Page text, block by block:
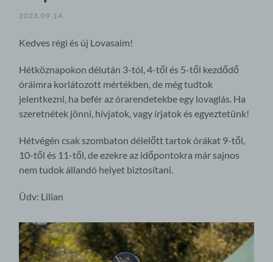
2023.09.14.
Kedves régi és új Lovasaim!
Hétköznapokon délután 3-tól, 4-től és 5-től kezdődő
óráimra korlátozott mértékben, de még tudtok
jelentkezni, ha befér az órarendetekbe egy lovaglás. Ha
szeretnétek jönni, hívjatok, vagy írjatok és egyeztetünk!
Hétvégén csak szombaton délelőtt tartok órákat 9-től,
10-től és 11-től, de ezekre az időpontokra már sajnos
nem tudok állandó helyet biztosítani.
Üdv: Lilian